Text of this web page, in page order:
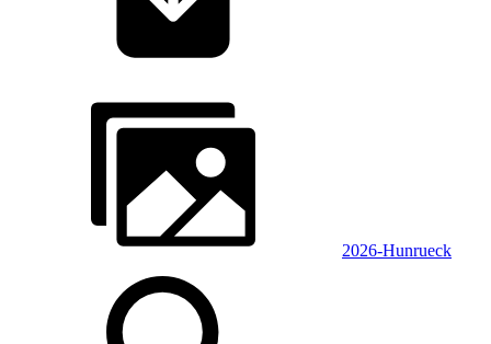
2026-Hunrueck